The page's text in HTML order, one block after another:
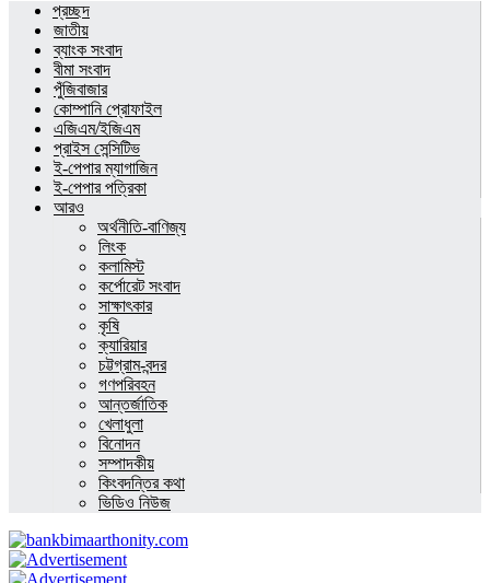
প্রচ্ছদ
জাতীয়
ব্যাংক সংবাদ
বীমা সংবাদ
পুঁজিবাজার
কোম্পানি প্রোফাইল
এজিএম/ইজিএম
প্রাইস সেন্সিটিভ
ই-পেপার ম্যাগাজিন
ই-পেপার পত্রিকা
আরও
অর্থনীতি-বাণিজ্য
লিংক
কলামিস্ট
কর্পোরেট সংবাদ
সাক্ষাৎকার
কৃষি
ক্যারিয়ার
চট্টগ্রাম-বন্দর
গণপরিবহন
আন্তর্জাতিক
খেলাধুলা
বিনোদন
সম্পাদকীয়
কিংবদন্তির কথা
ভিডিও নিউজ